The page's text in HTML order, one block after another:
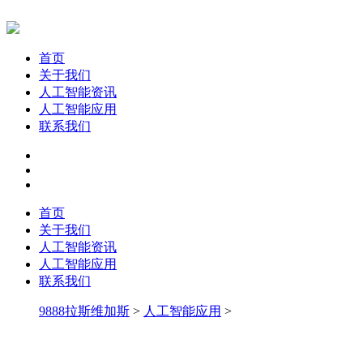
首页
关于我们
人工智能资讯
人工智能应用
联系我们
首页
关于我们
人工智能资讯
人工智能应用
联系我们
9888拉斯维加斯 > 人工智能应用 >